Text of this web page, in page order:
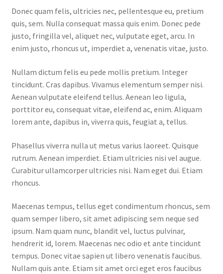
Home 09
Lost Password
Member Login
Member LogOut
Mstore Checkout
MStore Web
My Account
My account
My Orders
Donec quam felis, ultricies nec, pellentesque eu, pretium
quis, sem. Nulla consequat massa quis enim. Donec pede
justo, fringilla vel, aliquet nec, vulputate eget, arcu. In
enim justo, rhoncus ut, imperdiet a, venenatis vitae, justo.
Nullam dictum felis eu pede mollis pretium. Integer
tincidunt. Cras dapibus. Vivamus elementum semper nisi.
Aenean vulputate eleifend tellus. Aenean leo ligula,
porttitor eu, consequat vitae, eleifend ac, enim. Aliquam
lorem ante, dapibus in, viverra quis, feugiat a, tellus.
Phasellus viverra nulla ut metus varius laoreet. Quisque
rutrum. Aenean imperdiet. Etiam ultricies nisi vel augue.
Curabitur ullamcorper ultricies nisi. Nam eget dui. Etiam
rhoncus.
Maecenas tempus, tellus eget condimentum rhoncus, sem
quam semper libero, sit amet adipiscing sem neque sed
ipsum. Nam quam nunc, blandit vel, luctus pulvinar,
hendrerit id, lorem. Maecenas nec odio et ante tincidunt
tempus. Donec vitae sapien ut libero venenatis faucibus.
Nullam quis ante. Etiam sit amet orci eget eros faucibus